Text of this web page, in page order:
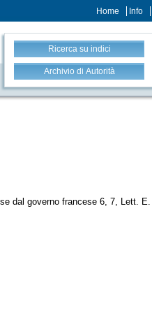
Home Info
Ricerca su indici
Archivio di Autorità